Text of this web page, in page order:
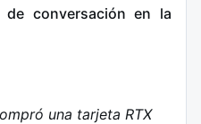
conversación en la
una tarjeta RTX